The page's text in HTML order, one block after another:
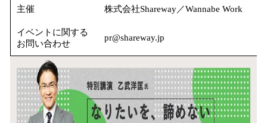
主催 株式会社Shareway／Wannabe Work
イベントに関する
お問い合わせ
pr@shareway.jp